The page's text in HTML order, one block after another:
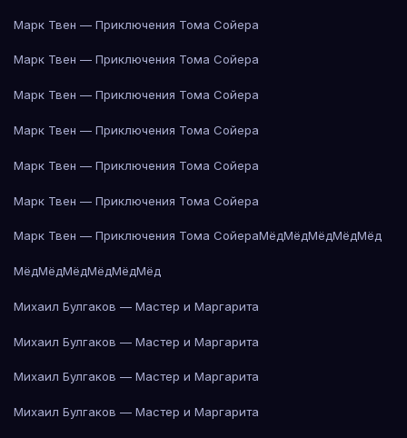
Марк Твен — Приключения Тома Сойера
Марк Твен — Приключения Тома Сойера
Марк Твен — Приключения Тома Сойера
Марк Твен — Приключения Тома Сойера
Марк Твен — Приключения Тома Сойера
Марк Твен — Приключения Тома Сойера
Марк Твен — Приключения Тома СойераМёдМёдМёдМёдМёд
МёдМёдМёдМёдМёдМёд
Михаил Булгаков — Мастер и Маргарита
Михаил Булгаков — Мастер и Маргарита
Михаил Булгаков — Мастер и Маргарита
Михаил Булгаков — Мастер и Маргарита